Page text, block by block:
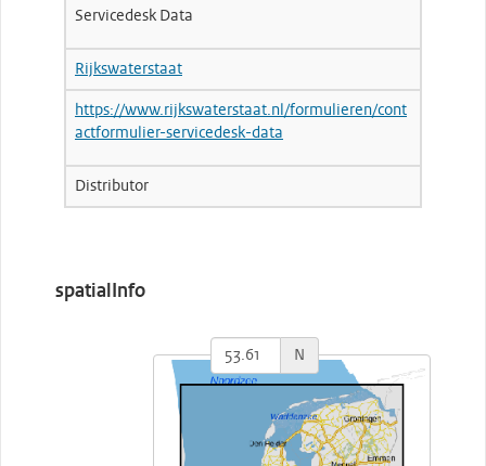
Servicedesk Data
Rijkswaterstaat
https://www.rijkswaterstaat.nl/formulieren/cont
actformulier-servicedesk-data
Distributor
spatialInfo
N